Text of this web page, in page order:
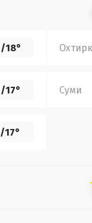
/18°
/17° Суми
/17°